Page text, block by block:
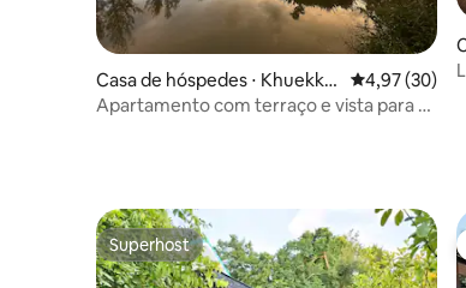
Casa de hóspedes ⋅ Khuekkh
ak
4,97 de uma
4,97 (30)
Apartamento com terraço e vista para o
Superhost
Superhost